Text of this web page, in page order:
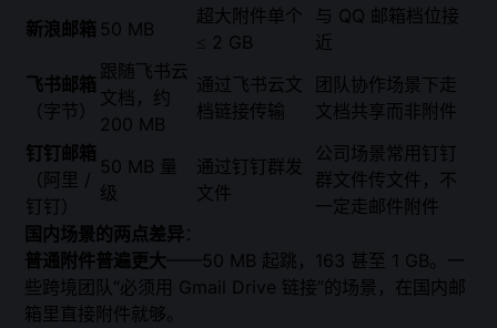
新浪邮箱 50 MB
超大附件单个
≤ 2 GB
与 QQ 邮箱档位接
近
飞书邮箱
（字节）
跟随飞书云
文档，约
200 MB
通过飞书云文
档链接传输
团队协作场景下走
文档共享而非附件
钉钉邮箱
（阿里 /
钉钉）
50 MB 量
级
通过钉钉群发
文件
公司场景常用钉钉
群文件传文件，不
一定走邮件附件
国内场景的两点差异：
普通附件普遍更大 ——50 MB 起跳，163 甚至 1 GB。一
些跨境团队“必须用 Gmail Drive 链接”的场景，在国内邮
箱里直接附件就够。